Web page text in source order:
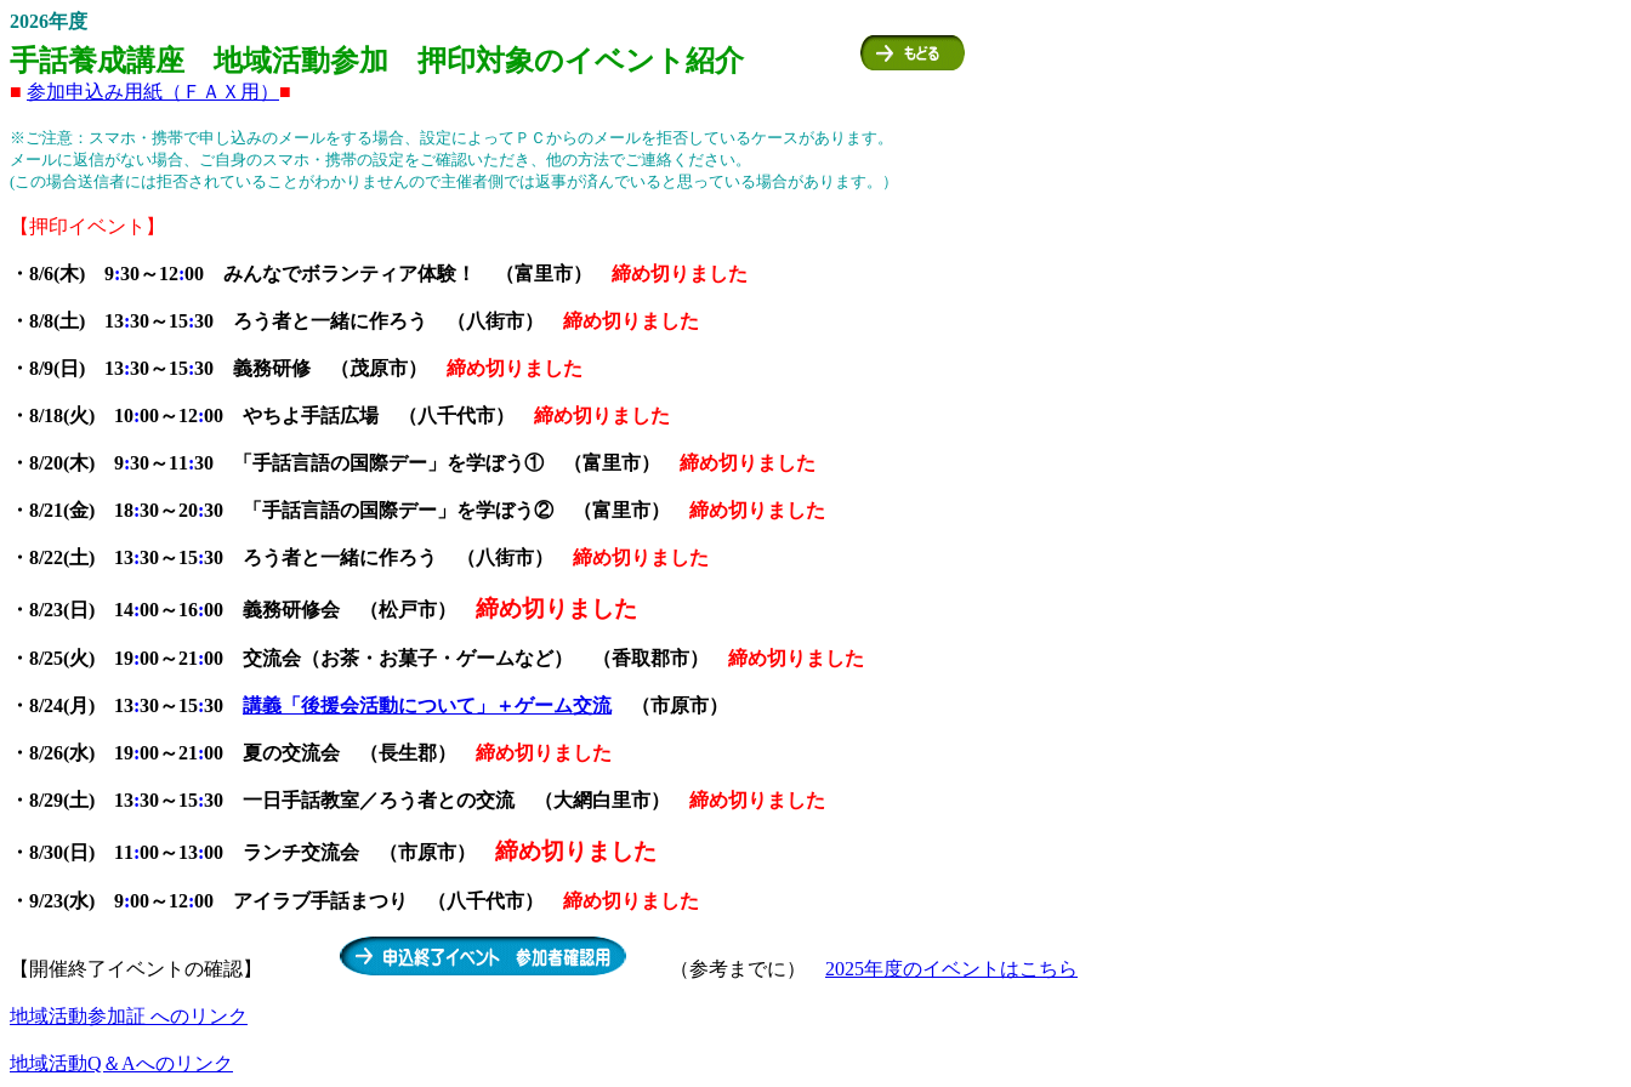
2026年度
手話養成講座 地域活動参加 押印対象のイベント紹介
■ 参加申込み用紙（ＦＡＸ用） ■
※ご注意：スマホ・携帯で申し込みのメールをする場合、設定によってＰＣからのメールを拒否しているケースがあります。
メールに返信がない場合、ご自身のスマホ・携帯の設定をご確認いただき、他の方法でご連絡ください。
(この場合送信者には拒否されていることがわかりませんので主催者側では返事が済んでいると思っている場合があります。）
【押印イベント】
・8/6(木) 9:30～12:00 みんなでボランティア体験！ （富里市） 締め切りました
・8/8(土) 13:30～15:30 ろう者と一緒に作ろう （八街市） 締め切りました
・8/9(日 ) 13:30～15:30 義務研修 （茂原市） 締め切りました
・8/18(火) 10:00～12:00 やちよ手話広場 （八千代市） 締め切りました
・8/20(木) 9:30～11:30 「手話言語の国際デー」を学ぼう① （富里市） 締め切りました
・8/21(金) 18:30～20:30 「手話言語の国際デー」を学ぼう② （富里市） 締め切りました
・8/22(土) 13:30～15:30 ろう者と一緒に作ろう （八街市） 締め切りました
・8/23(日 ) 14:00～16:00 義務研修会 （松戸市） 締め切りました
・8/25(火) 19:00～21:00 交流会（お茶・お菓子・ゲームなど） （香取郡市） 締め切りました
・8/24(月 ) 13:30～15:30 講義「後援会活動について」＋ゲーム交流（市原市）
・8/26(水) 19:00～21:00 夏の交流会 （長生郡） 締め切りました
・8/29(土) 13:30～15:30 一日手話教室／ろう者との交流 （大網白里市） 締め切りました
・8/30(日 ) 11:00～13:00 ランチ交流会 （市原市） 締め切りました
・9/23(水) 9:00～12:00 アイラブ手話まつり （八千代市） 締め切りました
【開催終了イベントの確認】 （参考までに） 2025年度のイベントはこちら
地域活動参加証 へのリンク
地域活動Q＆Aへのリンク